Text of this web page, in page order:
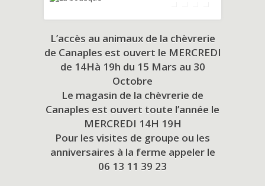
L’accès au animaux de la chèvrerie
de Canaples est ouvert le MERCREDI
de 14Hà 19h du 15 Mars au 30
Octobre
Le magasin de la chèvrerie de
Canaples est ouvert toute l’année le
MERCREDI 14H 19H
Pour les visites de groupe ou les
anniversaires à la ferme appeler le
06 13 11 39 23